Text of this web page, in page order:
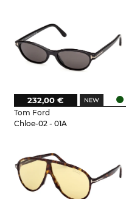
Tom Ford
Chloe-02 - 01A
232,00 €